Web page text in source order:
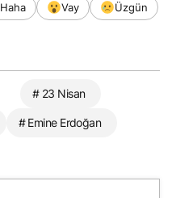
Haha Vay
Üzgün
# 23 Nisan
# Emine Erdoğan